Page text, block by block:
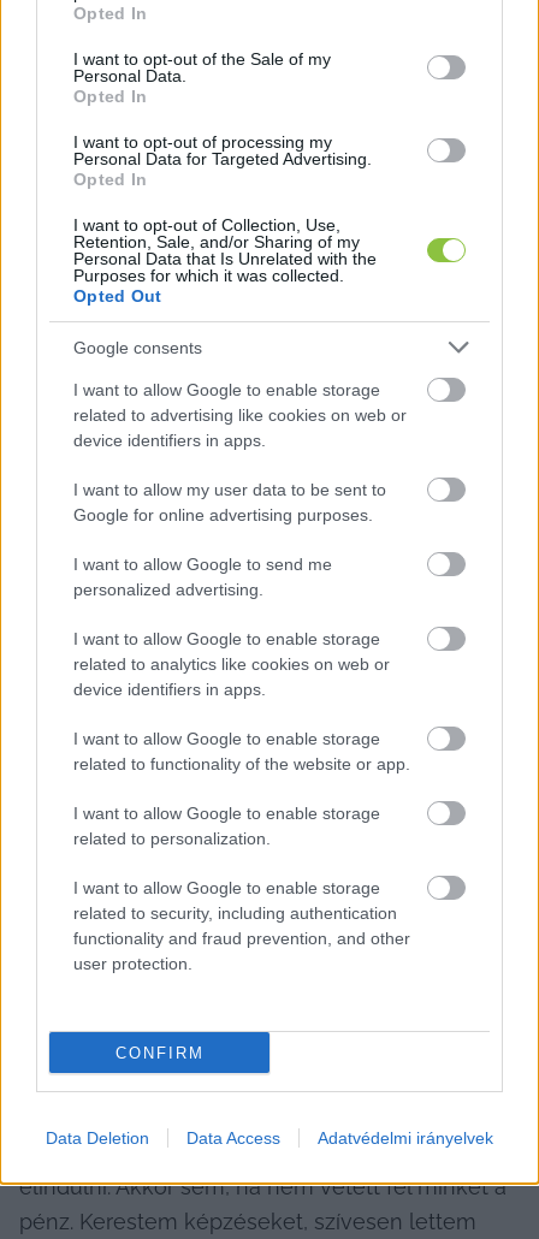
use your data for below specified purposes in below Google
consent section.
Opted In
I want to opt-out of the Sale of my
Personal Data.
Opted In
I want to opt-out of processing my
Personal Data for Targeted Advertising.
Opted In
I want to opt-out of Collection, Use,
Retention, Sale, and/or Sharing of my
Personal Data that Is Unrelated with the
Purposes for which it was collected.
Opted Out
Google consents
I want to allow Google to enable storage
related to advertising like cookies on web or
device identifiers in apps.
I want to allow my user data to be sent to
Google for online advertising purposes.
I want to allow Google to send me
personalized advertising.
I want to allow Google to enable storage
related to analytics like cookies on web or
device identifiers in apps.
I want to allow Google to enable storage
related to functionality of the website or app.
I want to allow Google to enable storage
related to personalization.
I want to allow Google to enable storage
related to security, including authentication
functionality and fraud prevention, and other
user protection.
CONFIRM
Data Deletion Data Access Adatvédelmi irányelvek
helyzetben tiszteletben tartom. És tudom, soha
nem voltam kevesebb vagy több attól, hogy
valaki valamit gondol rólam. Senki nem lesz
Már nagyon régen, talán tíz éve is van már, hogy
készült velem egy beszélgetés. Ami aztán úgy
lett ajánlva: „Timi, aki azért ment egyetemre,
hogy ne kelljen takarítania.” Ezt akkor nőként és
anyaként elég cikinek éreztem, de volt benne
igazság. Amikor a hatodik gyerekem is óvodába
ment, olyan volt, mintha kiürült volna az életem.
Mindent gyorsan megcsináltam otthon, de mivel
minden gyerekem iskolában-óvodában volt, már
nem volt kiről gondoskodni egész nap. Azt éltem
át, hogy nincs szükség rám, senkinek nem
kellettem. Ez az otthon töltött hosszú idő után
hirtelen egyszercsak rámszakadt, minden nap
néhány órára. Pár nap után úgy éreztem, én így
be fogok golyózni. Mivel pénzünk nem nagyon
volt, gondoltam, munkát keresek. De egy
végzettséggel, nem sok helyre vettek fel.
Takarítani, mosogatni talán. Én ezeket már annyit
meg bárki, de nem akartam ilyen irányban
elindulni. Akkor sem, ha nem vetett fel minket a
pénz. Kerestem képzéseket, szívesen lettem